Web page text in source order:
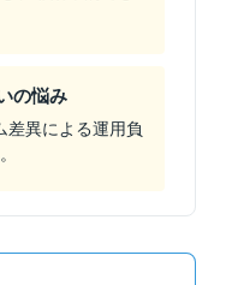
の悩み
差異による運用負